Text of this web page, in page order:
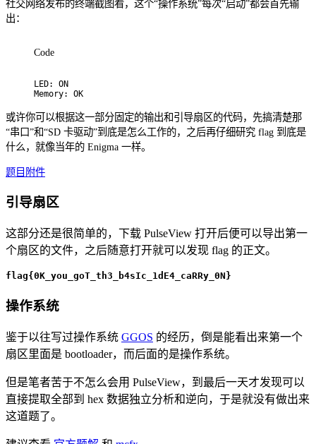
社交网络发布的终端截图看，这个“操作系统”每次“启动”都会首先输
出：
Code
LED: ON
Memory: OK
或许你可以根据这一部分固定的输出和引导扇区的代码，先搞清楚那
“串口”和“SD 卡驱动”到底是怎么工作的，之后再仔细研究 flag 到底是
什么，就像当年的 Enigma 一样。
题目附件
引导扇区
这部分还是很简单的，下载 PulseView 打开后便可以导出第一
个扇区的文件，之后随意打开就可以发现 flag 的正文。
flag{0K_you_goT_th3_b4sIc_1dE4_caRRy_0N}
操作系统
鉴于以往写过操作系统 GGOS 的经历，倒是能看出来第一个
扇区里面是 bootloader，而后面的是操作系统。
但是笔者苦于不怎么会用 PulseView，到最后一天才发现可以
直接提取全部到 hex 数据独立分析和逆向，于是就没有做出来
这道题了。